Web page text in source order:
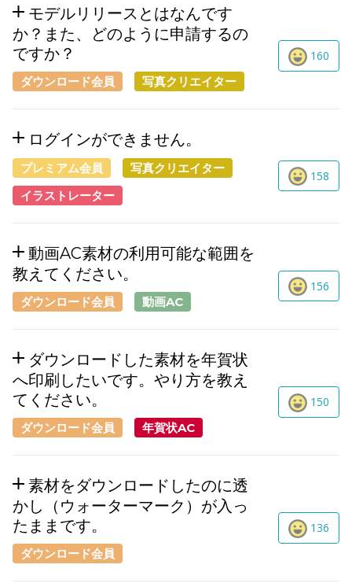
モデルリリースとはなんです
か？また、どのように申請するの
ですか？
ダウンロード会員 写真クリエイター
160
ログインができません。
プレミアム会員
写真クリエイター
イラストレーター
158
動画AC素材の利用可能な範囲を
教えてください。
ダウンロード会員 動画AC
156
ダウンロードした素材を年賀状
へ印刷したいです。やり方を教え
てください。
ダウンロード会員 年賀状AC
150
素材をダウンロードしたのに透
かし（ウォーターマーク）が入っ
たままです。
ダウンロード会員
136